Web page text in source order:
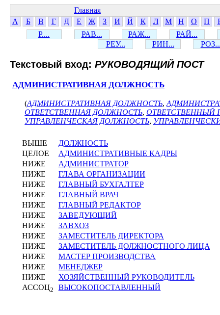
Главная
А
Б В Г Д Е Ж З И Й К Л М Н О П
Р....
РАВ... РАЖ...
РАЙ...
РЕУ...
РИН...
Текстовый вход: РУКОВОДЯЩИЙ ПОСТ
АДМИНИСТРАТИВНАЯ ДОЛЖНОСТЬ
(АДМИНИСТРАТИВНАЯ ДОЛЖНОСТЬ,
ОТВЕТСТВЕННАЯ ДОЛЖНОСТЬ, ОТВЕТСТВЕННЫЙ
УПРАВЛЕНЧЕСКАЯ ДОЛЖНОСТЬ,
ВЫШЕ
ДОЛЖНОСТЬ
ЦЕЛОЕ
АДМИНИСТРАТИВНЫЕ КАДРЫ
НИЖЕ
АДМИНИСТРАТОР
НИЖЕ
ГЛАВА ОРГАНИЗАЦИИ
НИЖЕ
ГЛАВНЫЙ БУХГАЛТЕР
НИЖЕ
ГЛАВНЫЙ ВРАЧ
НИЖЕ
ГЛАВНЫЙ РЕДАКТОР
НИЖЕ
ЗАВЕДУЮЩИЙ
НИЖЕ
ЗАВХОЗ
НИЖЕ
ЗАМЕСТИТЕЛЬ ДИРЕКТОРА
НИЖЕ
ЗАМЕСТИТЕЛЬ ДОЛЖНОСТНОГО ЛИЦА
НИЖЕ
МАСТЕР ПРОИЗВОДСТВА
НИЖЕ
МЕНЕДЖЕР
НИЖЕ
ХОЗЯЙСТВЕННЫЙ РУКОВОДИТЕЛЬ
АССОЦ2 ВЫСОКОПОСТАВЛЕННЫЙ